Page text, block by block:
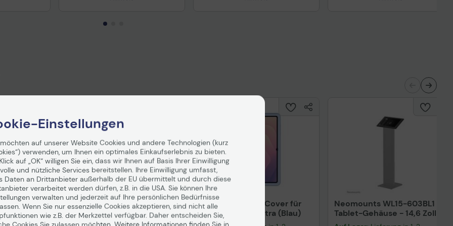
Multi-
Samsung Pro Keyboard für
Galaxy Tab S11 Ultra (Silber)
Samsung Frame Cover für
Galaxy Tab S11 Ultra (Blau)
Neomounts WL15-603BL1
Tablet-Gehäuse - 14,6 Zoll
Einstellungen
auf unserer Website Cookies und andere Technologien (kurz
verwenden, um Ihnen ein optimales Einkaufserlebnis zu bieten.
auf „OK“ willigen Sie ein, dass wir Ihnen auf Basis Ihrer Einwilligung
und nützliche Services bereitstellen. Ihre Einwilligung umfasst,
Daten an Drittanbieter außerhalb der EU übermittelt und durch diese
verarbeitet werden dürfen, z.B. in die USA. Sie können Ihre
verwalten und jederzeit auf Ihre persönlichen Bedürfnisse
Wenn Sie nur essenzielle Cookies akzeptieren, sind nicht alle
wie z.B. der Merkzettel verfügbar. Daher entscheiden Sie,